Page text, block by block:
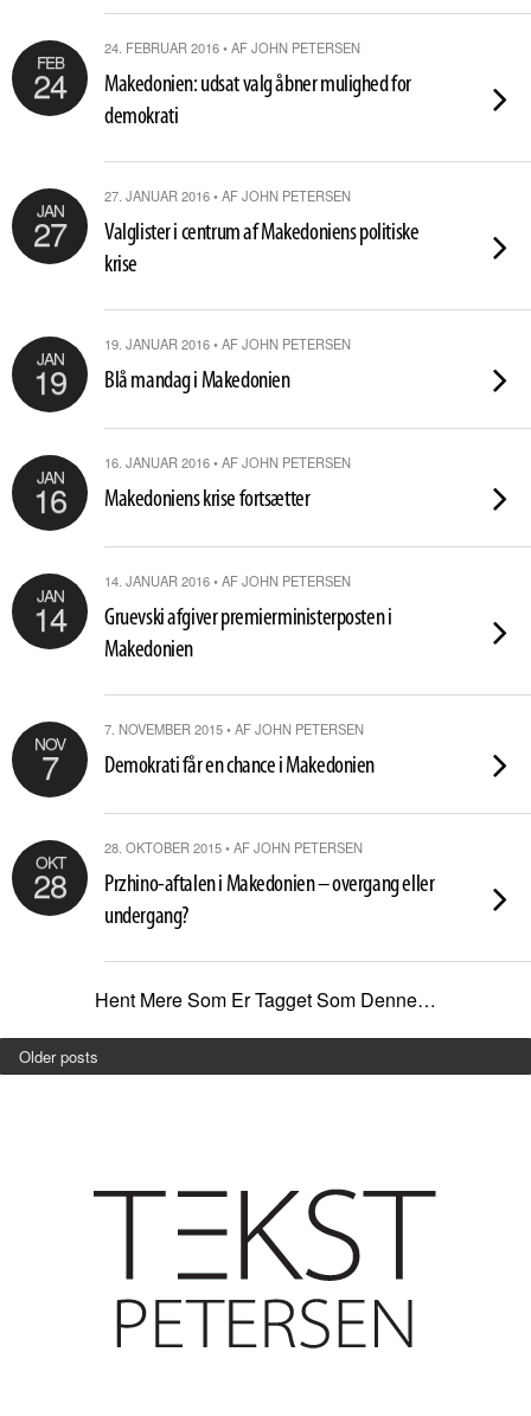
FEB
24
24. FEBRUAR 2016 • AF JOHN PETERSEN
Makedonien: udsat valg åbner mulighed for
demokrati
JAN
27
27. JANUAR 2016 • AF JOHN PETERSEN
Valglister i centrum af Makedoniens politiske
krise
JAN
19
19. JANUAR 2016 • AF JOHN PETERSEN
Blå mandag i Makedonien
JAN
16
16. JANUAR 2016 • AF JOHN PETERSEN
Makedoniens krise fortsætter
JAN
14
14. JANUAR 2016 • AF JOHN PETERSEN
Gruevski afgiver premierministerposten i
Makedonien
NOV
7
7. NOVEMBER 2015 • AF JOHN PETERSEN
Demokrati får en chance i Makedonien
OKT
28
28. OKTOBER 2015 • AF JOHN PETERSEN
Przhino-aftalen i Makedonien – overgang eller
undergang?
Hent Mere Som Er Tagget Som Denne…
Older posts